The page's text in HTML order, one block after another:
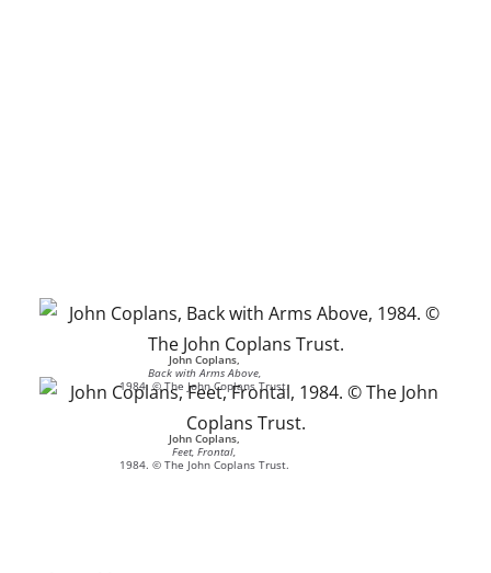
John Coplans,
Back with Arms Above,
1984. © The John Coplans Trust.
John Coplans,
Feet, Frontal,
1984. © The John Coplans Trust.